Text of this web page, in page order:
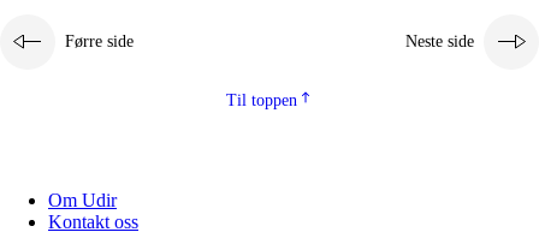
Førre side Neste side
Til toppen
Om Udir
Kontakt oss